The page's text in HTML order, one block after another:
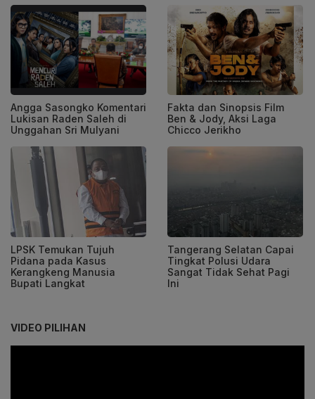
Angga Sasongko Komentari
Lukisan Raden Saleh di
Unggahan Sri Mulyani
Fakta dan Sinopsis Film
Ben & Jody, Aksi Laga
Chicco Jerikho
LPSK Temukan Tujuh
Pidana pada Kasus
Kerangkeng Manusia
Bupati Langkat
Tangerang Selatan Capai
Tingkat Polusi Udara
Sangat Tidak Sehat Pagi
Ini
VIDEO PILIHAN